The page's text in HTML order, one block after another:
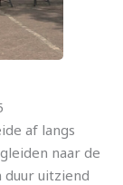
af langs
naar de
uitziend